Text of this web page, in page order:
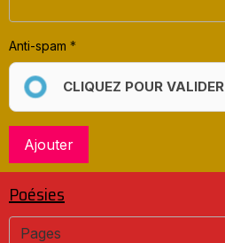
Anti-spam
CLIQUEZ POUR VALIDER
Ajouter
Poésies